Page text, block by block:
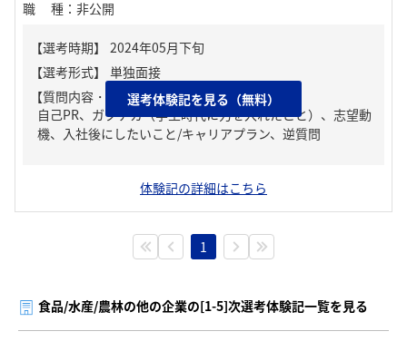
職種 ： 非公開
【質問内容・課題】
自己PR、ガクチカ（学生時代に力を入れたこと）、志望動
機、入社後にしたいこと/キャリアプラン、逆質問
選考体験記を見る（無料）
体験記の詳細はこちら
1
食品/水産/農林の他の企業の[1-5]次選考体験記一覧を見る